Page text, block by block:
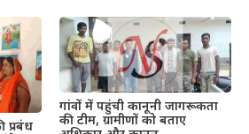
प्रबंध
गांवों में पहुंची कानूनी जागरूकता
की टीम, ग्रामीणों को बताए